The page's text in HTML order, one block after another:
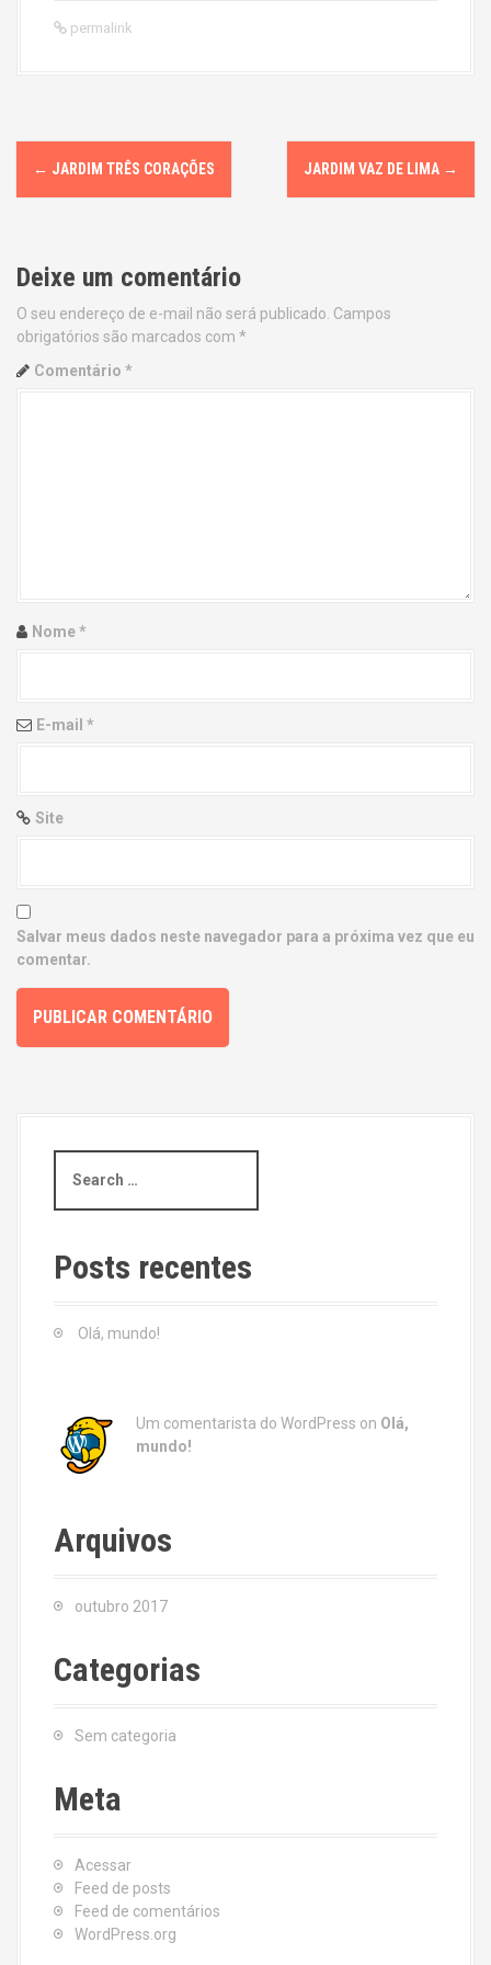
permalink
P
o
t
n
a
i
n
← JARDIM TRÊS CORAÇÕES JARDIM VAZ DE LIMA →
Deixe um comentário
O seu endereço de e-mail não será publicado. Campos
obrigatórios são marcados com *
Comentário *
Nome*
E-mail *
Site
Salvar meus dados neste navegador para a próxima vez que eu
comentar.
a
c
h
Posts recentes
Olá, mundo!
Um comentarista do WordPress on Olá,
mundo!
Arquivos
outubro 2017
Categorias
Sem categoria
Meta
Acessar
Feed de posts
Feed de comentários
WordPress.org